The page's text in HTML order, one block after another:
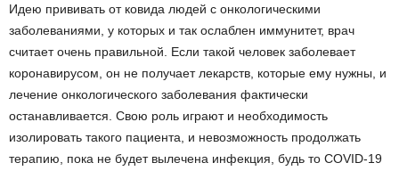
Идею прививать от ковида людей с онкологическими
заболеваниями, у которых и так ослаблен иммунитет, врач
считает очень правильной. Если такой человек заболевает
коронавирусом, он не получает лекарств, которые ему нужны, и
лечение онкологического заболевания фактически
останавливается. Свою роль играют и необходимость
изолировать такого пациента, и невозможность продолжать
терапию, пока не будет вылечена инфекция, будь то COVID-19